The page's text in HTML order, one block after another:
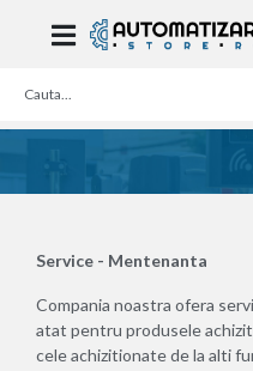
Service - Mentenanta
Compania noastra ofera
atat pentru produsele
cele achizitionate de la alti